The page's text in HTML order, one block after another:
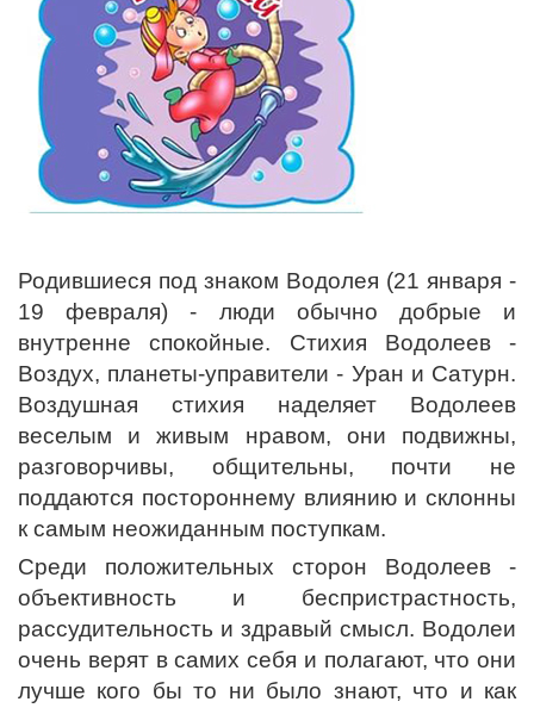
Родившиеся под знаком Водолея (21 января -
19 февраля) - люди обычно добрые и
внутренне спокойные. Стихия Водолеев -
Воздух, планеты-управители - Уран и Сатурн.
Воздушная стихия наделяет Водолеев
веселым и живым нравом, они подвижны,
разговорчивы, общительны, почти не
поддаются постороннему влиянию и склонны
к самым неожиданным поступкам.
Среди положительных сторон Водолеев -
объективность и беспристрастность,
рассудительность и здравый смысл. Водолеи
очень верят в самих себя и полагают, что они
лучше кого бы то ни было знают, что и как